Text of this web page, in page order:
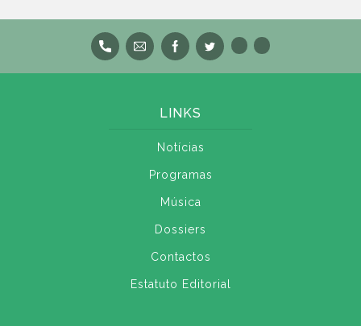
LINKS
Notícias
Programas
Música
Dossiers
Contactos
Estatuto Editorial